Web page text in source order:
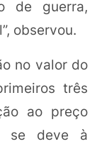
de guerra,
observou.
no valor do
três
ao preço
se deve à